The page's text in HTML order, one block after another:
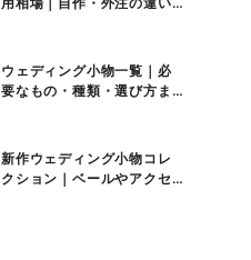
ウェディング小物一覧｜必
要なもの・種類・選び方ま
新作ウェディング小物コレ
クション｜ベールやアクセ